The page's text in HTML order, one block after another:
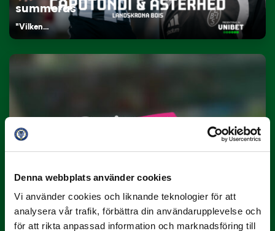
Denna webbplats använder cookies
Vi använder cookies och liknande teknologier för att
analysera vår trafik, förbättra din användarupplevelse och
för att rikta anpassad information och marknadsföring till
summeras
"Vilken…
projektil”
Slog till i…